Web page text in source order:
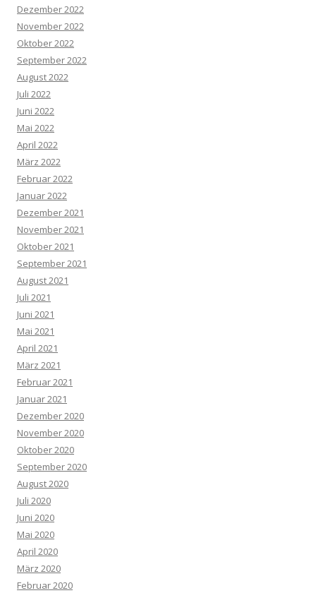
Dezember 2022
November 2022
Oktober 2022
September 2022
August 2022
Juli 2022
Juni 2022
Mai 2022
April 2022
März 2022
Februar 2022
Januar 2022
Dezember 2021
November 2021
Oktober 2021
September 2021
August 2021
Juli 2021
Juni 2021
Mai 2021
April 2021
März 2021
Februar 2021
Januar 2021
Dezember 2020
November 2020
Oktober 2020
September 2020
August 2020
Juli 2020
Juni 2020
Mai 2020
April 2020
März 2020
Februar 2020